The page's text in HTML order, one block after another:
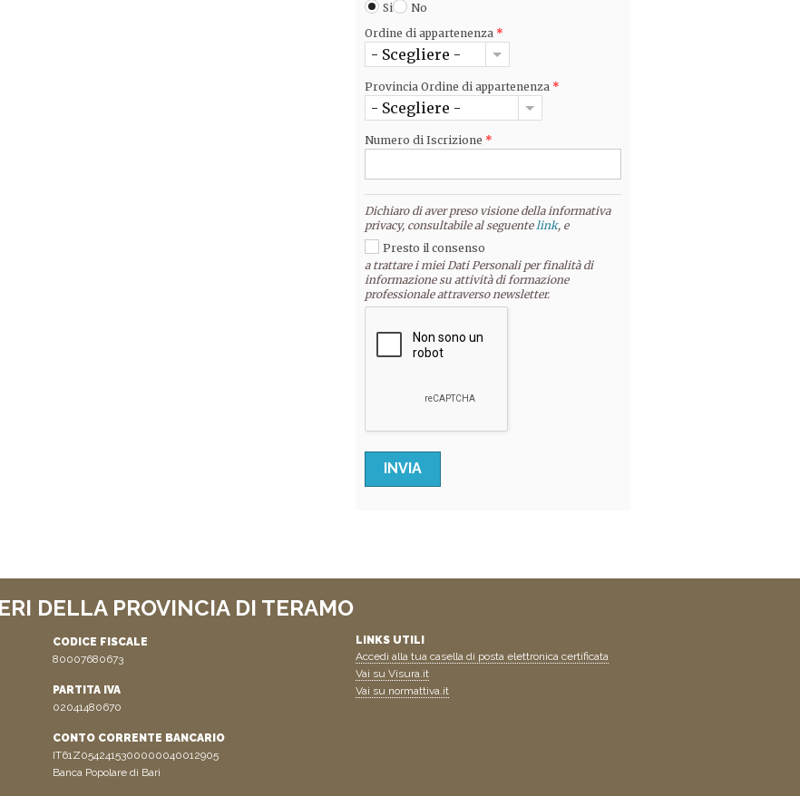
Si
No
Ordine di appartenenza *
- Scegliere -
Provincia Ordine di appartenenza *
- Scegliere -
Numero di Iscrizione *
Dichiaro di aver preso visione della informativa
privacy, consultabile al seguentelink, e
Presto il consenso
a trattare i miei Dati Personali per finalità di
informazione su attività di formazione
professionale attraverso newsletter.
DELLA PROVINCIA DI TERAMO
CODICE FISCALE
80007680673
PARTITA IVA
02041480670
CONTO CORRENTE BANCARIO
IT61Z0542415300000040012905
Banca Popolare di Bari
LINKS UTILI
Accedi alla tua casella di posta elettronica certificata
Vai su Visura.it
Vai su normattiva.it